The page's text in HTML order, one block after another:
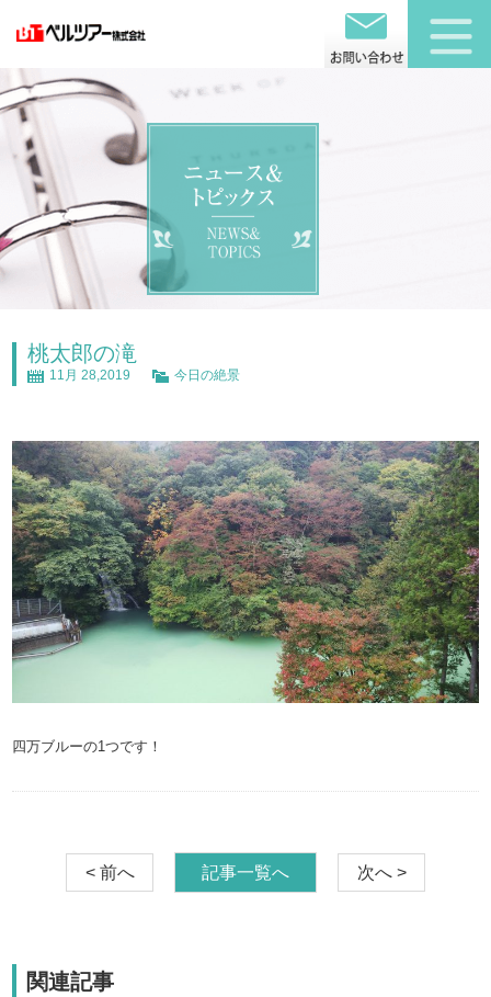
桃太郎の滝
11月 28,2019 今日の絶景
四万ブルーの1つです！
< 前へ 記事一覧へ 次へ >
関連記事